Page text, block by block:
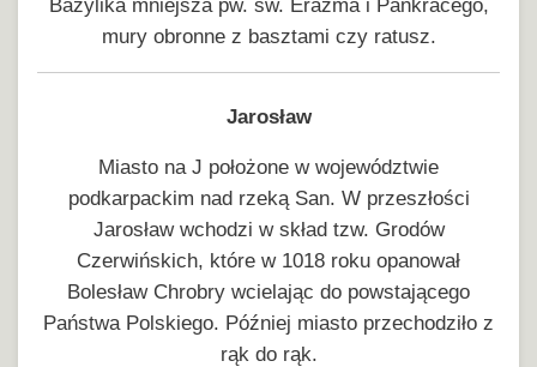
Bazylika mniejsza pw. św. Erazma i Pankracego,
mury obronne z basztami czy ratusz.
Jarosław
Miasto na J położone w województwie
podkarpackim nad rzeką San. W przeszłości
Jarosław wchodzi w skład tzw. Grodów
Czerwińskich, które w 1018 roku opanował
Bolesław Chrobry wcielając do powstającego
Państwa Polskiego. Później miasto przechodziło z
rąk do rąk.